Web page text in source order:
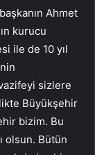
Ahmet
kurucu
ile de 10 yıl
sizlere
Büyükşehir
bizim. Bu
olsun. Bütün